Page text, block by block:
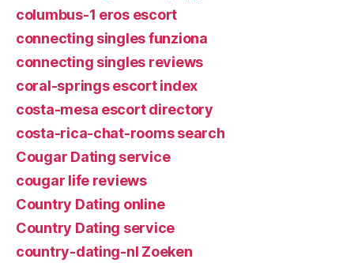
columbus-1 eros escort
connecting singles funziona
connecting singles reviews
coral-springs escort index
costa-mesa escort directory
costa-rica-chat-rooms search
Cougar Dating service
cougar life reviews
Country Dating online
Country Dating service
country-dating-nl Zoeken